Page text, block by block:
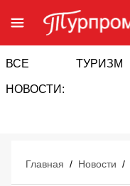
ВСЕ
НОВОСТИ:
ТУРИЗМ
Главная / Новости /